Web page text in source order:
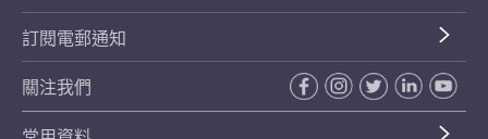
訂閱電郵通知
關注我們